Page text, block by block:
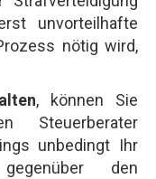
unvorteilhafte
nötig wird,
, können Sie
Steuerberater
unbedingt Ihr
gegenüber den